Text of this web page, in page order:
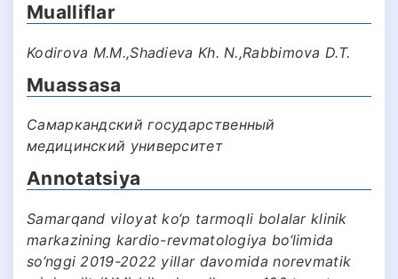
Mualliflar
Kodirova M.M.,Shadieva Kh. N.,Rabbimova D.T.
Muassasa
Самаркандский государственный
медицинский университет
Annotatsiya
Samarqand viloyat ko‘p tarmoqli bolalar klinik
markazining kardio-revmatologiya bo‘limida
so‘nggi 2019-2022 yillar davomida norevmatik